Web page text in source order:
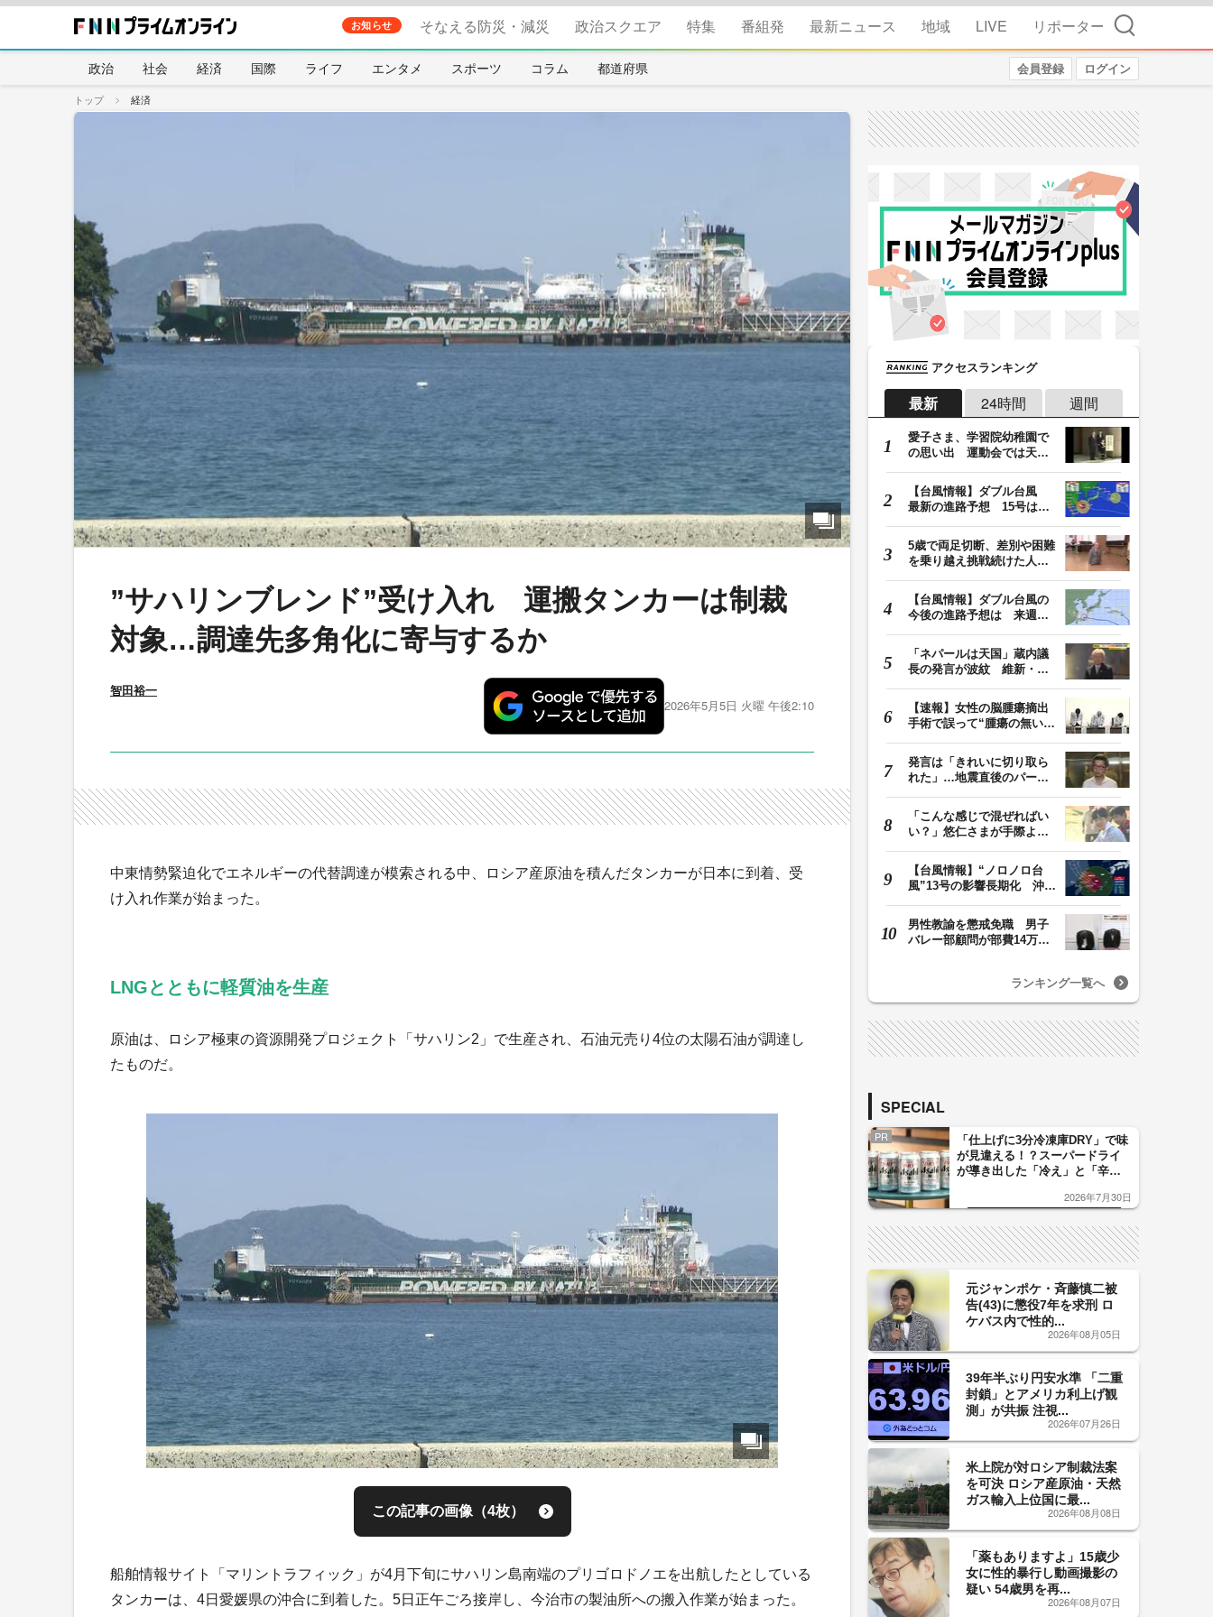
お知らせ そなえる防災・減災 政治スクエア 特集 番組発 最新ニュース 地域 LIVE リポーター 検索
政治 社会 経済 国際 ライフ エンタメ スポーツ コラム 都道府県 会員登録 ログイン
トップ 経済
”サハリンブレンド”受け入れ 運搬タンカーは制裁
対象…調達先多角化に寄与するか
智田裕一
2026年5月5日 火曜 午後2:10
中東情勢緊迫化でエネルギーの代替調達が模索される中、ロシア産原油を積んだタンカーが日本に到着、受
け入れ作業が始まった。
LNGとともに軽質油を生産
原油は、ロシア極東の資源開発プロジェクト「サハリン2」で生産され、石油元売り4位の太陽石油が調達し
たものだ。
この記事の画像（4枚）
船舶情報サイト「マリントラフィック」が4月下旬にサハリン島南端のプリゴロドノエを出航したとしている
タンカーは、4日愛媛県の沖合に到着した。5日正午ごろ接岸し、今治市の製油所への搬入作業が始まった。
アクセスランキング
最新 24時間 週間
愛子さま、学習院幼稚園で
の思い出 運動会では天皇
【台風情報】ダブル台風
最新の進路予想 15号は北
5歳で両足切断、差別や困難
を乗り越え挑戦続けた人
【台風情報】ダブル台風の
今後の進路予想は 来週、
「ネパールは天国」蔵内議
長の発言が波紋 維新・吉
【速報】女性の脳腫瘍摘出
手術で誤って“腫瘍の無い部
発言は「きれいに切り取ら
れた」…地震直後のパーテ
「こんな感じで混ぜればい
い？」悠仁さまが手際よく
【台風情報】“ノロノロ台
風”13号の影響長期化 沖縄
男性教諭を懲戒免職 男子
バレー部顧問が部費14万円
ランキング一覧へ
SPECIAL
PR
「仕上げに3分冷凍庫DRY」で味
が見違える！？スーパードライ
が導き出した「冷え」と「辛
した「辛口カーブ」が飲み頃の
2026年7月30日
元ジャンポケ・斉藤慎二被
告(43)に懲役7年を求刑 ロ
ケバス内で性的...
2026年08月05日
39年半ぶり円安水準 「二重
封鎖」とアメリカ利上げ観
測」が共振 注視...
2026年07月26日
米上院が対ロシア制裁法案
を可決 ロシア産原油・天然
ガス輸入上位国に最...
2026年08月08日
「薬もありますよ」15歳少
女に性的暴行し動画撮影の
疑い 54歳男を再...
2026年08月07日